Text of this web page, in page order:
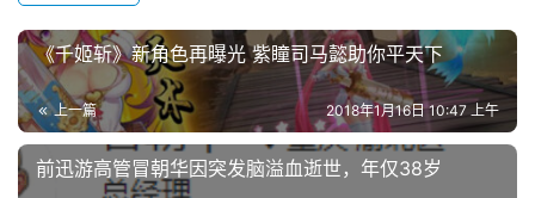
《千姬斩》新角色再曝光 紫瞳司马懿助你平天下
上一篇 2018年1月16日 10:47 上午
前迅游高管冒朝华因突发脑溢血逝世，年仅38岁